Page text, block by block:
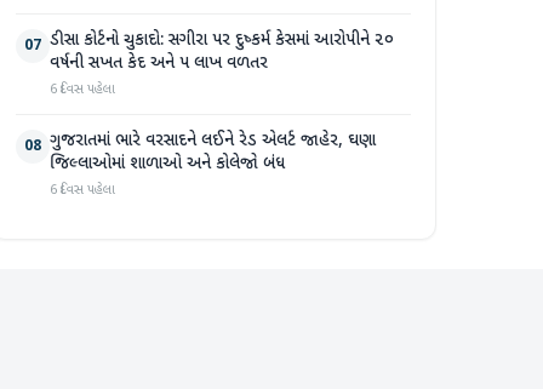
07 ડીસા કોર્ટનો ચુકાદો: સગીરા પર દુષ્કર્મ કેસમાં આરોપીને ૨૦
વર્ષની સખત કેદ અને ૫ લાખ વળતર
6 દિવસ પહેલા
08 ગુજરાતમાં ભારે વરસાદને લઈને રેડ એલર્ટ જાહેર, ઘણા
જિલ્લાઓમાં શાળાઓ અને કોલેજો બંધ
6 દિવસ પહેલા